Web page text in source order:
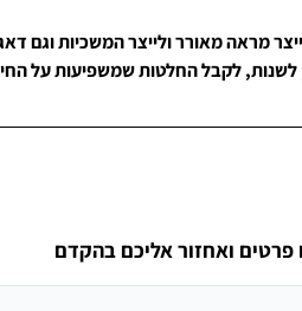
מראה מאורר ולייצר המשכיות וגם
לשנות, לקבל החלטות שמשפיעות על
ואחזור אליכם בהקדם